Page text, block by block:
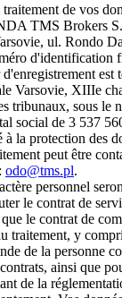
de vos
TMS Brokers
ul. Rondo
d'identification
est
Varsovie, XIIIe
tribunaux, sous le
social de 3 537
la protection des
peut être
odo@tms.pl.
personnel
le contrat de
le contrat de
traitement, y
de la personne
ainsi que
de la